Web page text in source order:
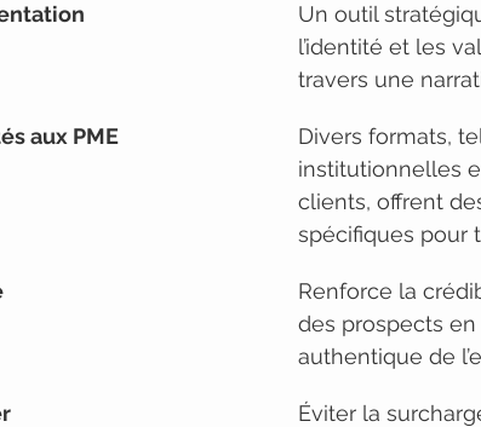
Un outil
l’identité et les
travers une
aux PME
Divers formats,
institutionnelles
clients, offrent
spécifiques pour
Renforce la
des prospects
authentique de
Éviter la